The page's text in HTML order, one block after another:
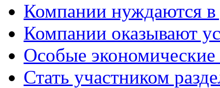
Компании нуждаются в
Компании оказывают
Особые
Стать участником